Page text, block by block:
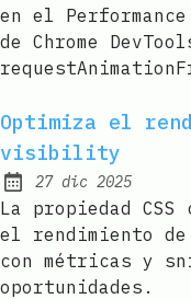
en el
de Chrome
Optimiza el
visibility
Published:
27 dic 2025
La propiedad
el rendimiento
con métricas y
oportunidades.